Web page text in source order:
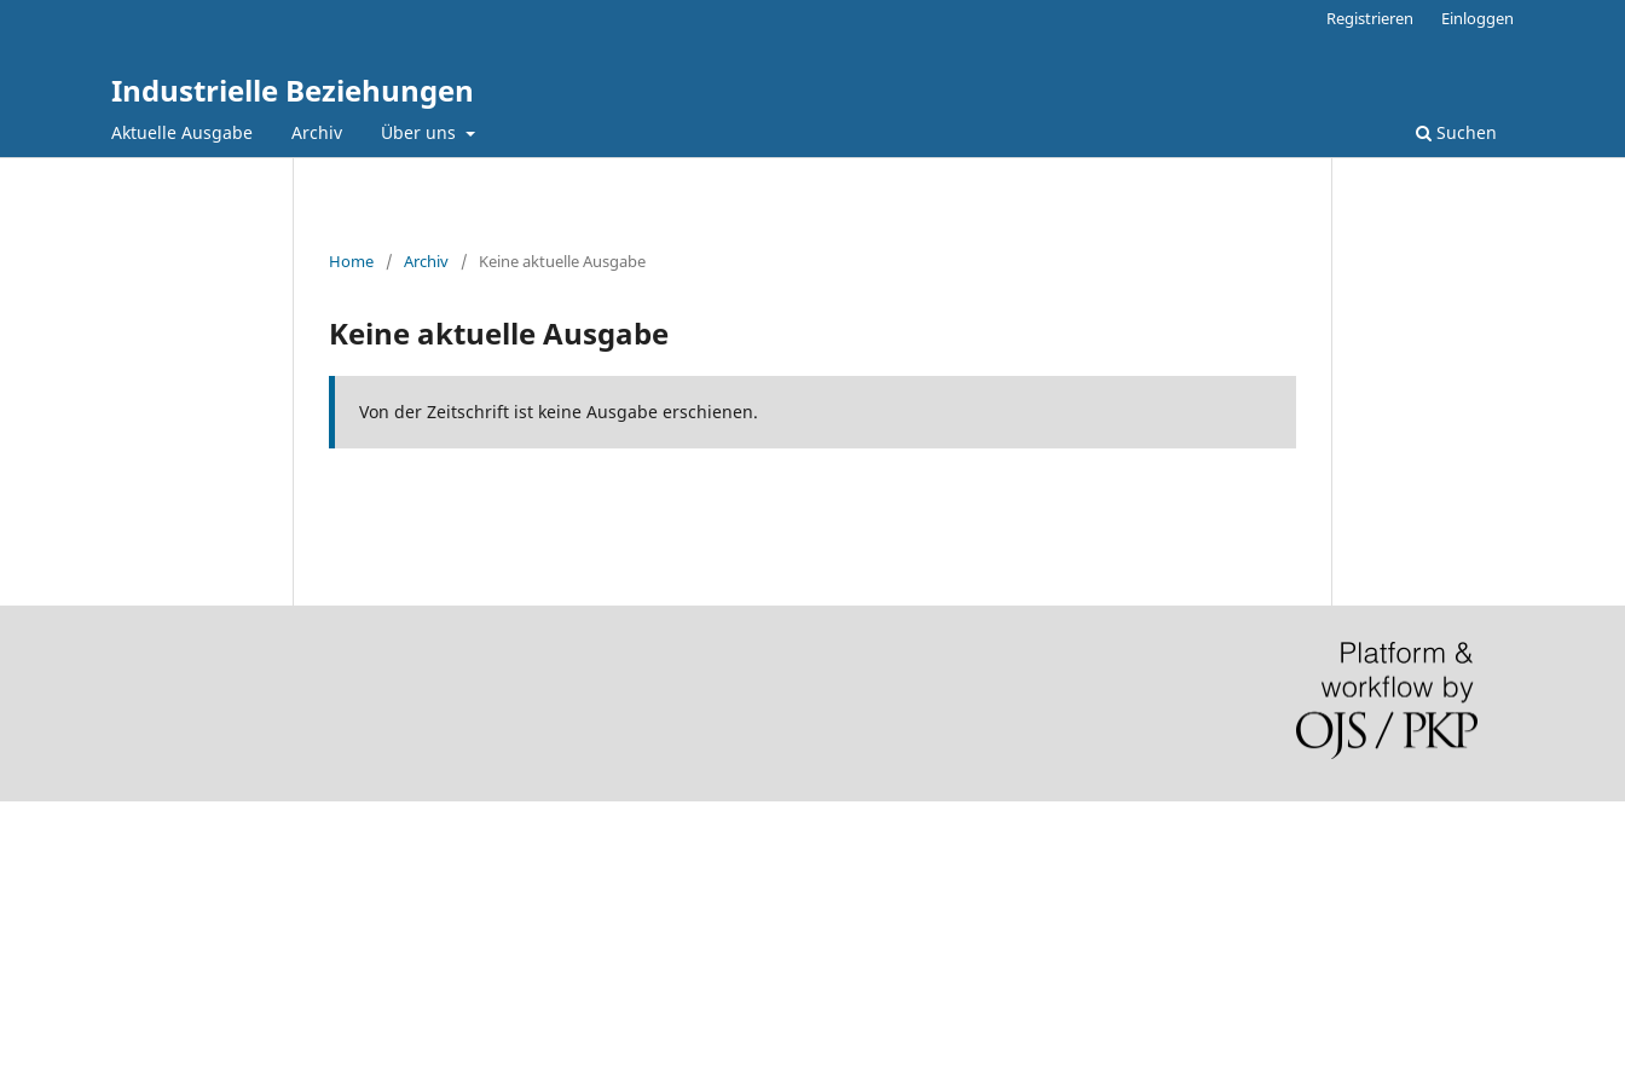
Industrielle Beziehungen
Aktuelle Ausgabe Archiv Über uns Suchen
Registrieren Einloggen
Home / Archiv / Keine aktuelle Ausgabe
Keine aktuelle Ausgabe
Von der Zeitschrift ist keine Ausgabe erschienen.